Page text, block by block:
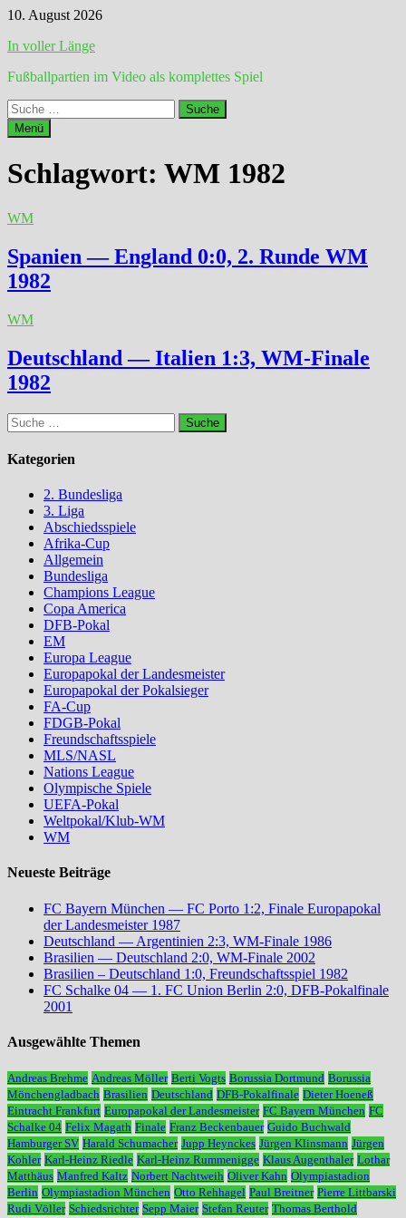
Zum
springen
10. August 2026
In voller Länge
Fußballpartien im Video als komplettes Spiel
Suche
nach:
Menü
Schlagwort: WM 1982
WM
Spanien — England 0:0, 2. Runde WM
1982
WM
Deutschland — Italien 1:3, WM-Finale
1982
Suche
nach:
Kategorien
2. Bundesliga
3. Liga
Abschiedsspiele
Afrika-Cup
Allgemein
Bundesliga
Champions League
Copa America
DFB-Pokal
EM
Europa League
Europapokal der Landesmeister
Europapokal der Pokalsieger
FA-Cup
FDGB-Pokal
Freundschaftsspiele
MLS/NASL
Nations League
Olympische Spiele
UEFA-Pokal
Weltpokal/Klub-WM
WM
Neueste Beiträge
FC Bayern München — FC Porto 1:2, Finale Europapokal
der Landesmeister 1987
Deutschland — Argentinien 2:3, WM-Finale 1986
Brasilien — Deutschland 2:0, WM-Finale 2002
Brasilien – Deutschland 1:0, Freundschaftsspiel 1982
FC Schalke 04 — 1. FC Union Berlin 2:0, DFB-Pokalfinale
2001
Ausgewählte Themen
Andreas Brehme Andreas Möller Berti Vogts Borussia Dortmund Borussia
Mönchengladbach Brasilien Deutschland DFB-Pokalfinale Dieter Hoeneß
Eintracht Frankfurt Europapokal der Landesmeister FC Bayern München FC
Schalke 04 Felix Magath Finale Franz Beckenbauer Guido Buchwald
Hamburger SV Harald Schumacher Jupp Heynckes Jürgen Klinsmann Jürgen
Kohler Karl-Heinz Riedle Karl-Heinz Rummenigge Klaus Augenthaler Lothar
Matthäus Manfred Kaltz Norbert Nachtweih Oliver Kahn Olympiastadion
Berlin Olympiastadion München Otto Rehhagel Paul Breitner Pierre Littbarski
Rudi Völler Schiedsrichter Sepp Maier Stefan Reuter Thomas Berthold